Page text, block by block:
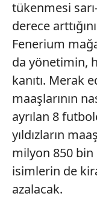
toplumu
kullanılmaktadır.
kılınması ve
reklam/pazarlama
sınırlı olarak açık
Çerezlere ilişkin
vasıtasıyla
için Ayarlar
Metnimiziziyaret
6698 sayılı Kişisel
hazırlanmış
tükenmesi
derece
Fenerium
da yönetimin,
kanıtı. Merak
maaşlarının
ayrılan 8
yıldızların
milyon 850
isimlerin de
azalacak.